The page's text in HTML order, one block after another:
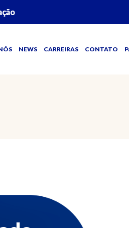
NEWS CARREIRAS CONTATO